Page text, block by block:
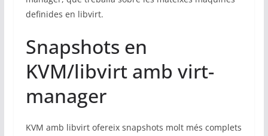
definides en libvirt.
Snapshots en
KVM/libvirt amb virt-
manager
KVM amb libvirt ofereix snapshots molt més complets